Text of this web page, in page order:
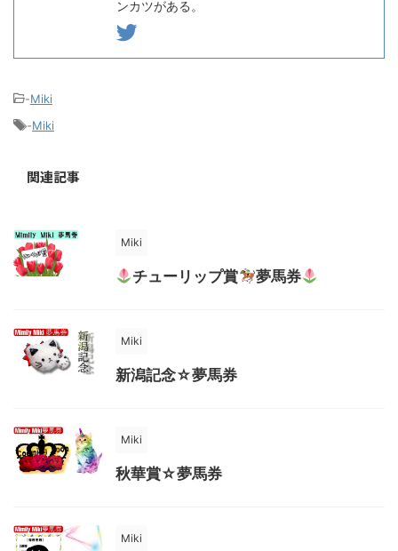
ンカツがある。
-Miki
-Miki
関連記事
Miki
チューリップ賞 夢馬券
Miki
新潟記念☆夢馬券
Miki
秋華賞☆夢馬券
Miki